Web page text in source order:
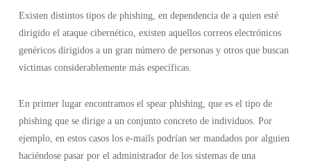
Existen distintos tipos de phishing, en dependencia de a quien esté
dirigido el ataque cibernético, existen aquellos correos electrónicos
genéricos dirigidos a un gran número de personas y otros que buscan
víctimas considerablemente más específicas.
En primer lugar encontramos el spear phishing, que es el tipo de
phishing que se dirige a un conjunto concreto de individuos. Por
ejemplo, en estos casos los e-mails podrían ser mandados por alguien
haciéndose pasar por el administrador de los sistemas de una